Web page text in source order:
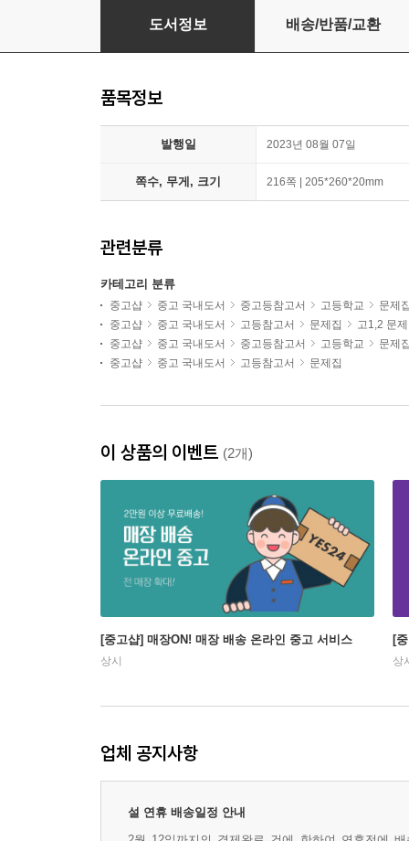
화이트라벨 서술형 핵심패턴북
도서정보 배송/반품/교환
품목정보
발행일 2023년 08월 07일
쪽수, 무게, 크기 216쪽 | 205*260*20mm
관련분류
카테고리 분류
중고샵 중고 국내도서 중고등참고서 고등학교
문제
중고샵
중고 국내도서 고등참고서 문제집
고1,2 문
중고샵
중고 국내도서 중고등참고서 고등학교
문제
중고샵
중고 국내도서 고등참고서 문제집
이 상품의 이벤트 (2개)
[중고샵] 매장ON! 매장 배송 온라인 중고 서비스
상시
[
상
업체 공지사항
설 연휴 배송일정 안내